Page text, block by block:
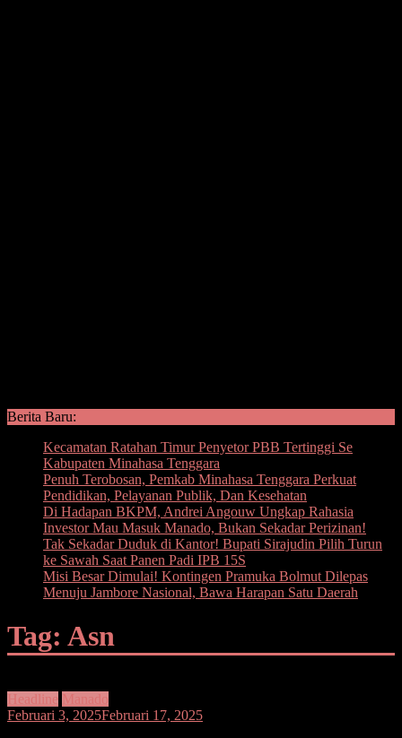
Berita Baru:
Kecamatan Ratahan Timur Penyetor PBB Tertinggi Se
Kabupaten Minahasa Tenggara
Penuh Terobosan, Pemkab Minahasa Tenggara Perkuat
Pendidikan, Pelayanan Publik, Dan Kesehatan
Di Hadapan BKPM, Andrei Angouw Ungkap Rahasia
Investor Mau Masuk Manado, Bukan Sekadar Perizinan!
Tak Sekadar Duduk di Kantor! Bupati Sirajudin Pilih Turun
ke Sawah Saat Panen Padi IPB 15S
Misi Besar Dimulai! Kontingen Pramuka Bolmut Dilepas
Menuju Jambore Nasional, Bawa Harapan Satu Daerah
Tag: Asn
Headline Manado
Februari 3, 2025Februari 17, 2025